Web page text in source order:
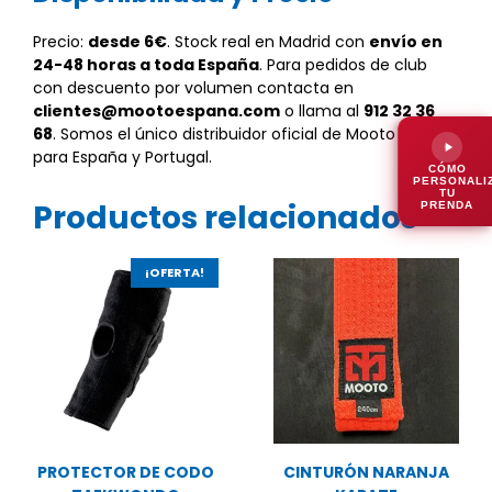
Precio: desde 6€. Stock real en Madrid con envío en
24-48 horas a toda España. Para pedidos de club
con descuento por volumen contacta en
clientes@mootoespana.com o llama al 912 32 36
68. Somos el único distribuidor oficial de Mooto Korea
para España y Portugal.
Productos relacionados
¡OFERTA!
PROTECTOR DE CODO
CINTURÓN NARANJA
CÓMO
TU
PRENDA